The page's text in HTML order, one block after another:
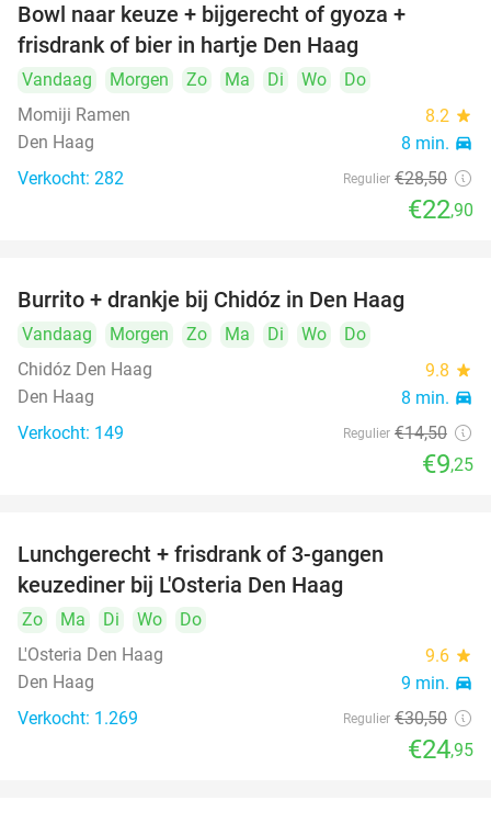
Bowl naar keuze + bijgerecht of gyoza +
frisdrank of bier in hartje Den Haag
Vandaag Morgen Zo Ma Di Wo
Do
Momiji Ramen
8.2 star
Den Haag 8 min. directions_car
Verkocht: 282 Regulier €28,50
€22,90
Burrito + drankje bij Chidóz in Den Haag
Vandaag Morgen Zo Ma Di Wo
Do
Chidóz Den Haag
9.8 star
Den Haag 8 min. directions_car
Verkocht: 149 Regulier €14,50
€9,25
Lunchgerecht + frisdrank of 3-gangen
keuzediner bij L'Osteria Den Haag
Zo Ma Di Wo
Do
L'Osteria Den Haag
9.6 star
Den Haag 9 min. directions_car
Verkocht: 1.269 Regulier €30,50
€24,95